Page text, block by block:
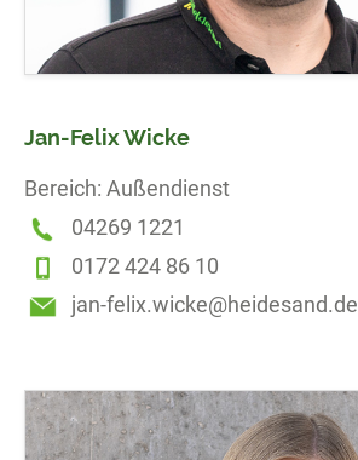
Jan-Felix Wicke
Bereich: Außendienst
04269 1221
0172 424 86 10
jan-felix.wicke@heidesand.de